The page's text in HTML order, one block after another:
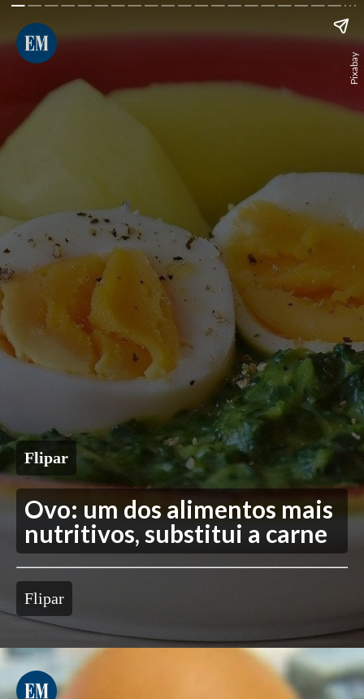
Flipar
Ovo: um dos alimentos mais
nutritivos, substitui a carne
Flipar
Pixabay